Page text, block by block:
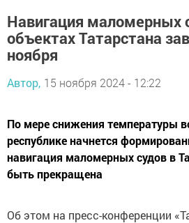
Навигация маломерных
объектах Татарстана
ноября
Автор, 15 ноября 2024 - 12:22
По мере снижения температуры
республике начнется
навигация маломерных судов в
быть прекращена
Об этом на пресс-конференции